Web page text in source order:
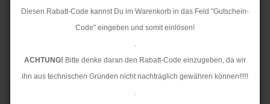
Diesen Rabatt-Code kannst Du im Warenkorb in das Feld "Gutschein-
Code" eingeben und somit einlösen!
.
ACHTUNG! Bitte denke daran den Rabatt-Code einzugeben, da wir
ihn aus technischen Gründen nicht nachträglich gewähren können!!!!!
.